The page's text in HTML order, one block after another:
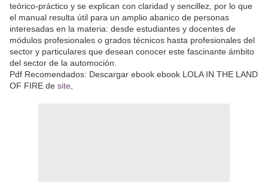
teórico-práctico y se explican con claridad y sencillez, por lo que
el manual resulta útil para un amplio abanico de personas
interesadas en la materia: desde estudiantes y docentes de
módulos profesionales o grados técnicos hasta profesionales del
sector y particulares que desean conocer este fascinante ámbito
del sector de la automoción.
Pdf Recomendados: Descargar ebook ebook LOLA IN THE LAND
OF FIRE de site